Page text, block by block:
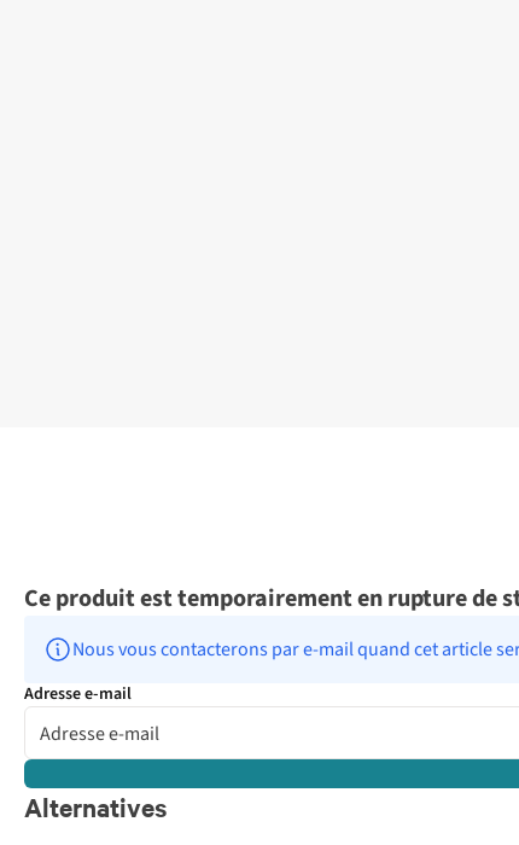
Ce produit est temporairement en rupture de
Nous vous contacterons par e-mail quand cet article
Adresse e-mail
Alternatives